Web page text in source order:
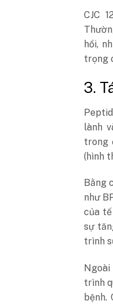
CJC
hồi,
trọng
3.
lành
trong
(hình
Bằng
như
của
sự
trình
trình
bệnh.